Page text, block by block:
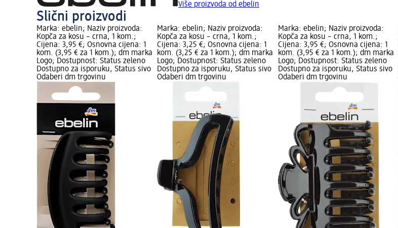
Više proizvoda od ebelin
Slični proizvodi
Marka: ebelin; Naziv proizvoda:
Kopča za kosu – crna, 1 kom.;
Cijena: 3,95 €; Osnovna cijena: 1
kom. (3,95 € za 1 kom.); dm marka
Logo; Dostupnost: Status zeleno
Dostupno za isporuku, Status sivo
Odaberi dm trgovinu
Marka: ebelin; Naziv proizvoda:
Kopča za kosu – crna, 1 kom.;
Cijena: 3,25 €; Osnovna cijena: 1
kom. (3,25 € za 1 kom.); dm marka
Logo; Dostupnost: Status zeleno
Dostupno za isporuku, Status sivo
Odaberi dm trgovinu
Marka: ebelin; Naziv proizvoda:
Kopča za kosu – crna, 1 kom.;
Cijena: 3,95 €; Osnovna cijena: 1
kom. (3,95 € za 1 kom.); dm marka
Logo; Dostupnost: Status zeleno
Dostupno za isporuku, Status sivo
Odaberi dm trgovinu